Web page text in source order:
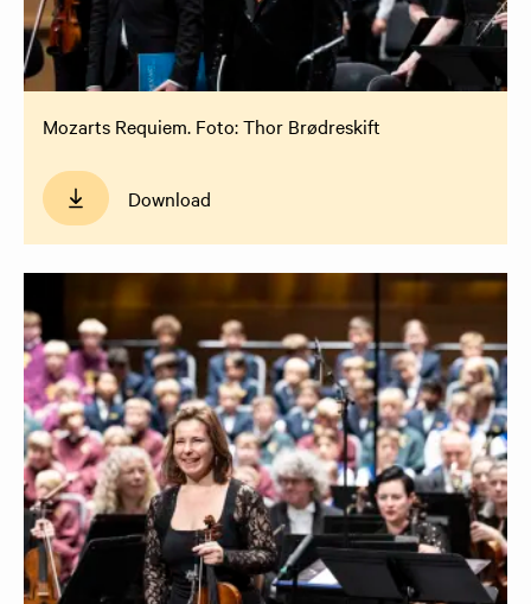
Mozarts Requiem. Foto: Thor Brødreskift
Download